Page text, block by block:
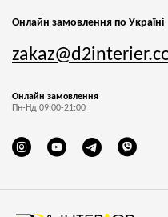
Онлайн замовлення по Україні
Онлайн замовлення
Пн-Нд 09:00-21:00